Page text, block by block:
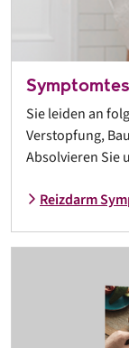
Sie leiden an
Verstopfung,
Absolvieren Sie
Reizdarm